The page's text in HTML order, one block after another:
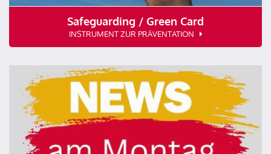
Safeguarding / Green Card
INSTRUMENT ZUR PRÄVENTATION